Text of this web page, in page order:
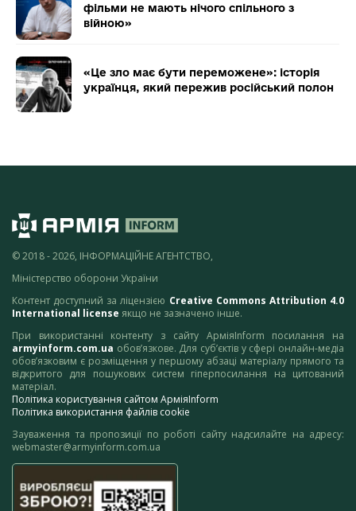
фільми не мають нічого спільного з
війною»
«Це зло має бути переможене»: історія
українця, який пережив російський полон
© 2018 - 2026, ІНФОРМАЦІЙНЕ АГЕНТСТВО,
Міністерство оборони України
Контент доступний за ліцензією Creative Commons Attribution 4.0
International license якщо не зазначено інше.
При використанні контенту з сайту АрміяInform посилання на
armyinform.com.ua обов’язкове. Для суб’єктів у сфері онлайн-медіа
обов’язковим є розміщення у першому абзаці матеріалу прямого та
відкритого для пошукових систем гіперпосилання на цитований
матеріал.
Політика користування сайтом АрміяInform
Політика використання файлів cookie
Зауваження та пропозиції по роботі сайту надсилайте на адресу:
webmaster@armyinform.com.ua